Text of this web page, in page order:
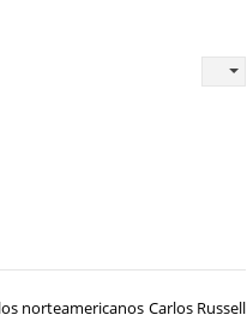
norteamericanos Carlos Russell